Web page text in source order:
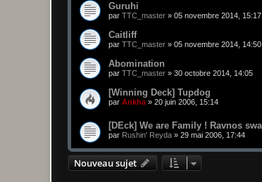
Guruhi
par TTC_master » 05 novembre 2014, 15:17
Caitliff
par TTC_master » 05 novembre 2014, 14:50
Abomination
par TTC_master » 30 octobre 2014, 14:05
[Winning Deck] Tupdog
par Ankha » 20 juin 2006, 15:14
[DEck] We are Family ! Ravnos
par Rushin' Reyda » 29 mai 2006, 17:44
Nouveau sujet